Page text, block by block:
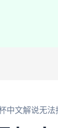
中文解说无